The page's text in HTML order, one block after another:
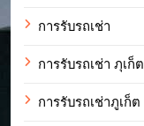
การรับรถเช่า
การรับรถเช่า ภุเก็ต
การรับรถเช่าภูเก็ต